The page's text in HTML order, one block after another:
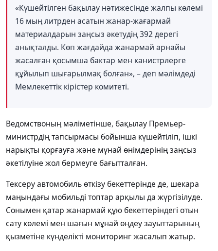
«Күшейтілген бақылау нәтижесінде жалпы көлемі
16 мың литрден асатын жанар-жағармай
материалдарын заңсыз әкетудің 392 дерегі
анықталды. Көп жағдайда жанармай арнайы
жасалған қосымша бактар мен канистрлерге
құйылып шығарылмақ болған», – деп мәлімдеді
Мемлекеттік кірістер комитеті.
Ведомствоның мәліметінше, бақылау Премьер-
министрдің тапсырмасы бойынша күшейтіліп, ішкі
нарықты қорғауға және мұнай өнімдерінің заңсыз
әкетілуіне жол бермеуге бағытталған.
Тексеру автомобиль өткізу бекеттерінде де, шекара
маңындағы мобильді топтар арқылы да жүргізілуде.
Сонымен қатар жанармай құю бекеттеріндегі отын
сату көлемі мен шағын мұнай өңдеу зауыттарының
қызметіне күнделікті мониторинг жасалып жатыр.